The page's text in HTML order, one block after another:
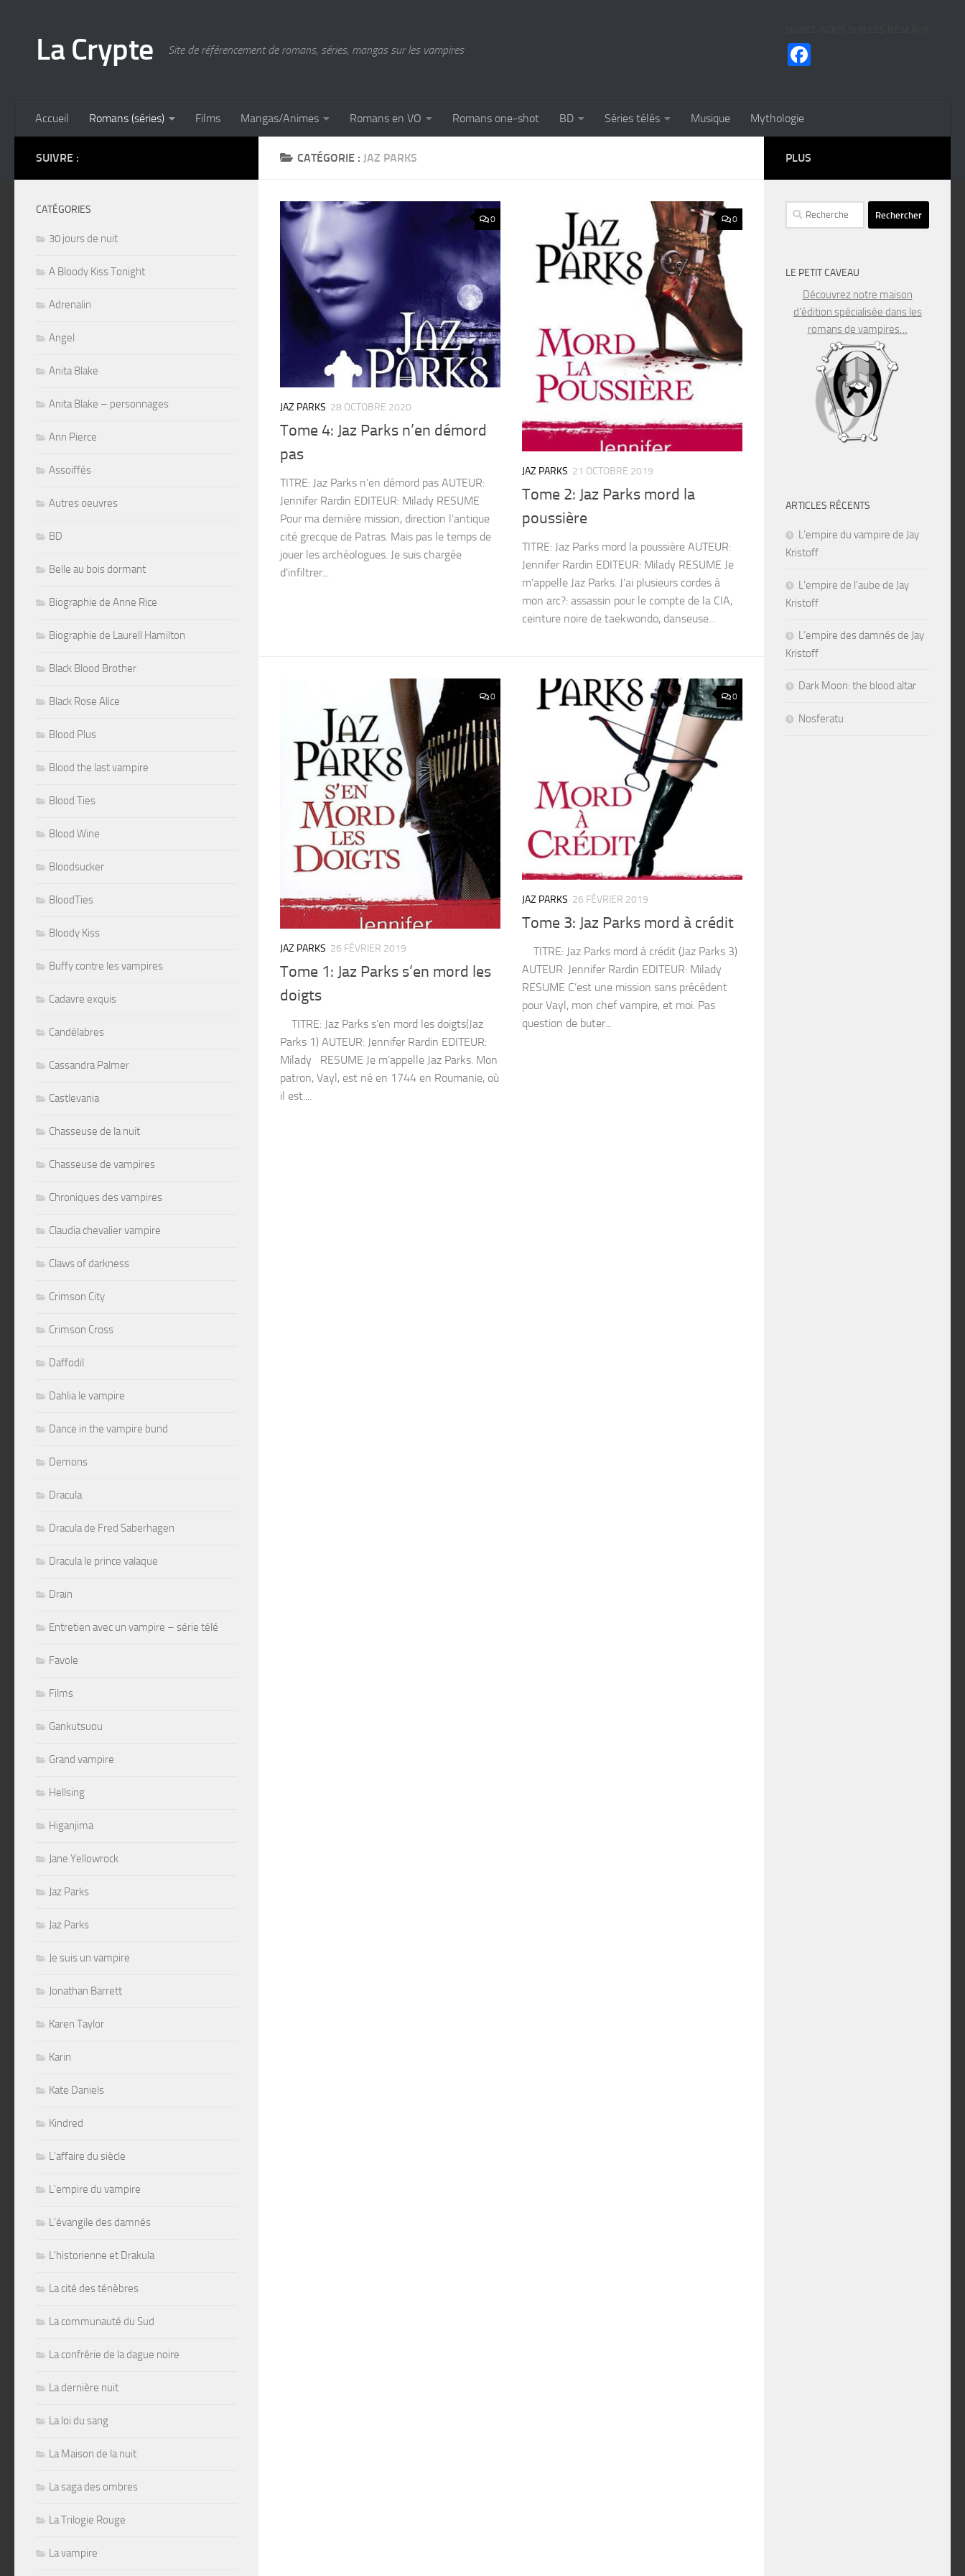
La Crypte Site de référencement de romans, séries, mangas sur les vampires
Accueil Romans (séries) Films Mangas/Animes Romans en VO Romans one-shot BD Séries télés Musique Mythologie
CATÉGORIE : JAZ PARKS
0
JAZ PARKS 28 OCTOBRE 2020
Tome 4: Jaz Parks n’en démord
pas
TITRE: Jaz Parks n’en démord pas AUTEUR:
Jennifer Rardin EDITEUR: Milady RESUME
Pour ma dernière mission, direction l’antique
cité grecque de Patras. Mais pas le temps de
jouer les archéologues. Je suis chargée
d’infiltrer...
0
JAZ PARKS 21 OCTOBRE 2019
Tome 2: Jaz Parks mord la
poussière
TITRE: Jaz Parks mord la poussière AUTEUR:
Jennifer Rardin EDITEUR: Milady RESUME Je
m’appelle Jaz Parks. J’ai plusieurs cordes à
mon arc?: assassin pour le compte de la CIA,
ceinture noire de taekwondo, danseuse...
0
JAZ PARKS 26 FÉVRIER 2019
Tome 1: Jaz Parks s’en mord les
doigts
TITRE: Jaz Parks s’en mord les doigts(Jaz
Parks 1) AUTEUR: Jennifer Rardin EDITEUR:
Milady RESUME Je m’appelle Jaz Parks. Mon
patron, Vayl, est né en 1744 en Roumanie, où
il est....
0
JAZ PARKS 26 FÉVRIER 2019
Tome 3: Jaz Parks mord à crédit
TITRE: Jaz Parks mord à crédit (Jaz Parks 3)
AUTEUR: Jennifer Rardin EDITEUR: Milady
RESUME C’est une mission sans précédent
pour Vayl, mon chef vampire, et moi. Pas
question de buter...
SUIVRE :
CATÉGORIES
30 jours de nuit
A Bloody Kiss Tonight
Adrenalin
Angel
Anita Blake
Anita Blake – personnages
Ann Pierce
Assoiffés
Autres oeuvres
BD
Belle au bois dormant
Biographie de Anne Rice
Biographie de Laurell Hamilton
Black Blood Brother
Black Rose Alice
Blood Plus
Blood the last vampire
Blood Ties
Blood Wine
Bloodsucker
BloodTies
Bloody Kiss
Buffy contre les vampires
Cadavre exquis
Candélabres
Cassandra Palmer
Castlevania
Chasseuse de la nuit
Chasseuse de vampires
Chroniques des vampires
Claudia chevalier vampire
Claws of darkness
Crimson City
Crimson Cross
Daffodil
Dahlia le vampire
Dance in the vampire bund
Demons
Dracula
Dracula de Fred Saberhagen
Dracula le prince valaque
Drain
Entretien avec un vampire – série télé
Favole
Films
Gankutsuou
Grand vampire
Hellsing
Higanjima
Jane Yellowrock
Jaz Parks
Jaz Parks
Je suis un vampire
Jonathan Barrett
Karen Taylor
Karin
Kate Daniels
Kindred
L'affaire du siècle
L'empire du vampire
L'évangile des damnés
L'historienne et Drakula
La cité des ténèbres
La communauté du Sud
La confrérie de la dague noire
La dernière nuit
La loi du sang
La Maison de la nuit
La saga des ombres
La Trilogie Rouge
La vampire
PLUS
Rechercher :
LE PETIT CAVEAU
Découvrez notre maison
d’édition spécialisée dans les
romans de vampires…
ARTICLES RÉCENTS
L’empire du vampire de Jay
Kristoff
L’empire de l’aube de Jay
Kristoff
L’empire des damnés de Jay
Kristoff
Dark Moon: the blood altar
Nosferatu